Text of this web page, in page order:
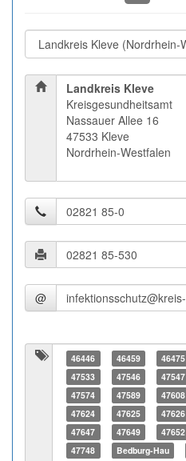
Landkreis Kleve
Kreisgesundheitsamt
Nassauer Allee 16
47533 Kleve
Nordrhein-Westfalen
@
46446 46459 46475
47533
47546 47547
47574
47589 47608
47624
47625 47626
47647
47649 47652
47748
Bedburg-Hau